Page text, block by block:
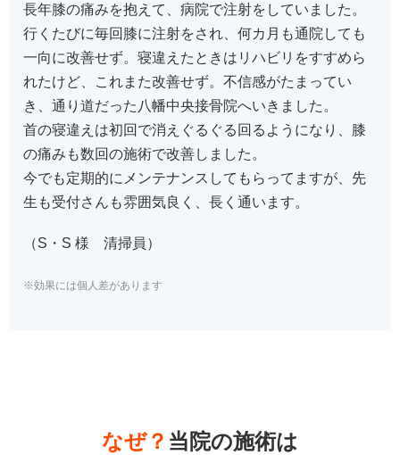
長年膝の痛みを抱えて、病院で注射をしていました。
行くたびに毎回膝に注射をされ、何カ月も通院しても
一向に改善せず。寝違えたときはリハビリをすすめら
れたけど、これまた改善せず。不信感がたまってい
き、通り道だった八幡中央接骨院へいきました。
首の寝違えは初回で消えぐるぐる回るようになり、膝
の痛みも数回の施術で改善しました。
今でも定期的にメンテナンスしてもらってますが、先
生も受付さんも雰囲気良く、長く通います。
（S・S 様 清掃員）
※効果には個人差があります
なぜ？ 当院の施術は